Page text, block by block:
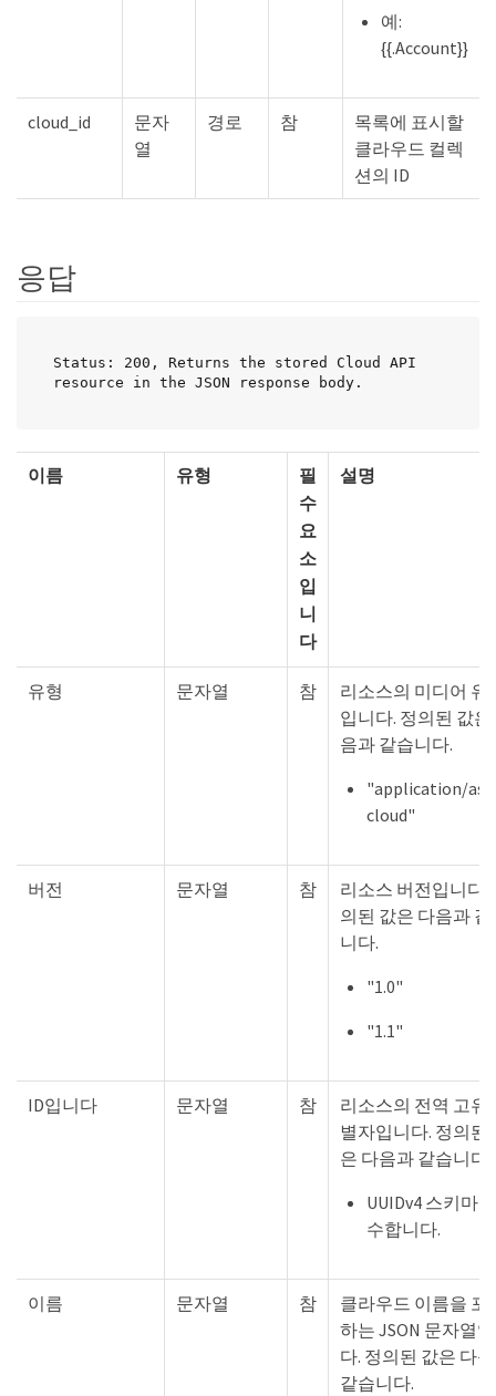
예:
{{.Account}}
cloud_id
문자
열
경로 참
목록에 표시할
클라우드 컬렉
션의 ID
응답
Status: 200, Returns the stored Cloud API
resource in the JSON response body.
이름 유형
필
수
요
소
입
니
다
설명
유형 문자열 참
리소스의 미디어 유
입니다. 정의된 값은
음과 같습니다.
"application/
cloud"
버전 문자열 참
리소스 버전입니다.
의된 값은 다음과 같
니다.
"1.0"
"1.1"
ID입니다 문자열 참
리소스의 전역 고유
별자입니다. 정의된
은 다음과 같습니다.
UUIDv4 스키마
수합니다.
이름 문자열 참
클라우드 이름을 포
하는 JSON 문자열
다. 정의된 값은 다
같습니다.